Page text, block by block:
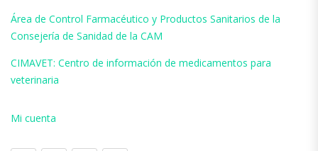
Área de Control Farmacéutico y Productos Sanitarios de la
Consejería de Sanidad de la CAM
CIMAVET: Centro de información de medicamentos para
veterinaria
Mi cuenta